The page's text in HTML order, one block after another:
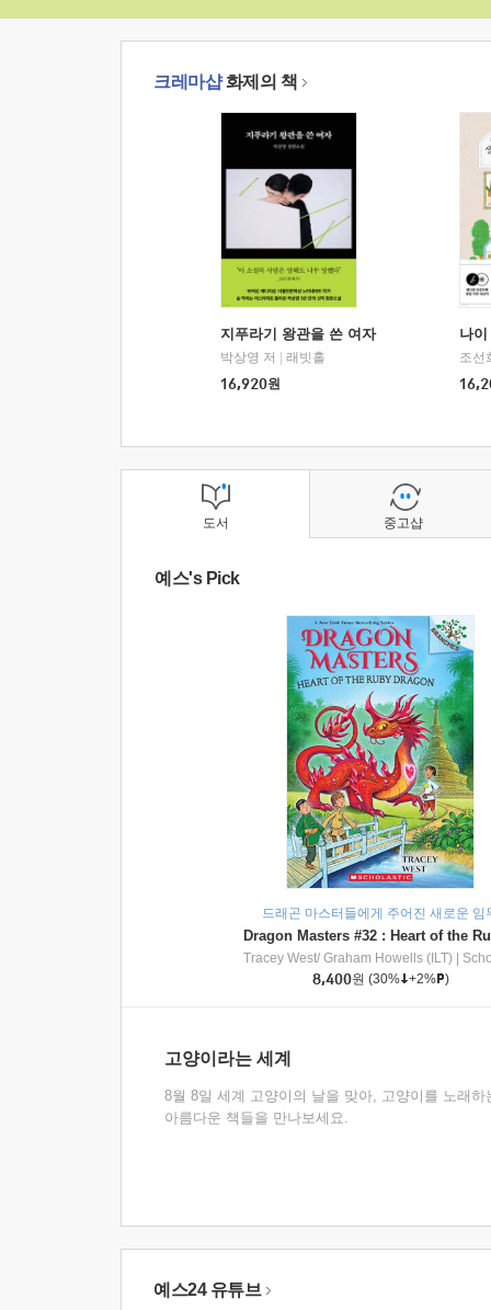
크레마샵화제의 책
지푸라기 왕관을 쓴 여자
박상영 저
래빗홀
16,920원
나
조선
도서
예스's Pick
드래곤 마스터들에게 주어진 새로운 임
Tracey West/ Graham Howells (ILT)
8,400원 (30% +2% )
고양이라는 세계
8월 8일 세계 고양이의 날을 맞아, 고양이를 노래하
아름다운 책들을 만나보세요.
중고샵
예스24 유튜브